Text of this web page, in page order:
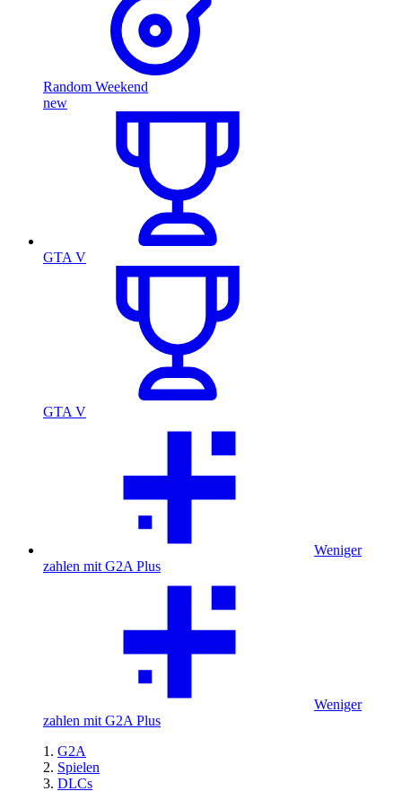
Random Weekend
new
GTA V
GTA V
Weniger
zahlen mit G2A Plus
Weniger
zahlen mit G2A Plus
G2A
Spielen
DLCs